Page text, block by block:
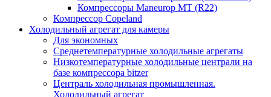
Компрессоры Maneurop MT (R22)
Компрессор Copeland
Холодильный агрегат для камеры
Для экономных
Среднетемпературные холодильные агрегаты
Низкотемпературные холодильные централи на
базе компрессора bitzer
Централь холодильная промышленная.
Холодильный агрегат